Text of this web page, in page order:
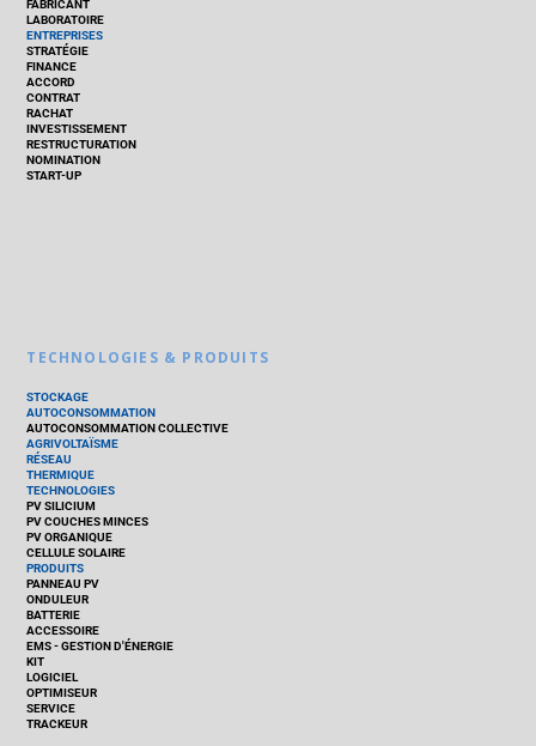
FABRICANT
LABORATOIRE
ENTREPRISES
STRATÉGIE
FINANCE
ACCORD
CONTRAT
RACHAT
INVESTISSEMENT
RESTRUCTURATION
NOMINATION
START-UP
TECHNOLOGIES & PRODUITS
STOCKAGE
AUTOCONSOMMATION
AUTOCONSOMMATION COLLECTIVE
AGRIVOLTAÏSME
RÉSEAU
THERMIQUE
TECHNOLOGIES
PV SILICIUM
PV COUCHES MINCES
PV ORGANIQUE
CELLULE SOLAIRE
PRODUITS
PANNEAU PV
ONDULEUR
BATTERIE
ACCESSOIRE
EMS - GESTION D'ÉNERGIE
KIT
LOGICIEL
OPTIMISEUR
SERVICE
TRACKEUR